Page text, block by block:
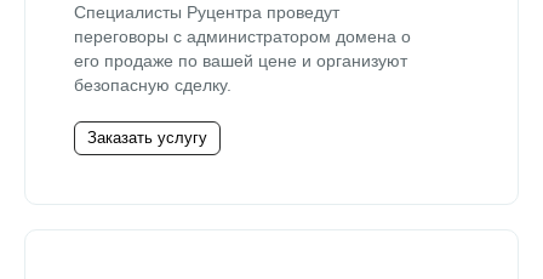
Специалисты Руцентра проведут
переговоры с администратором домена о
его продаже по вашей цене и организуют
безопасную сделку.
Заказать услугу